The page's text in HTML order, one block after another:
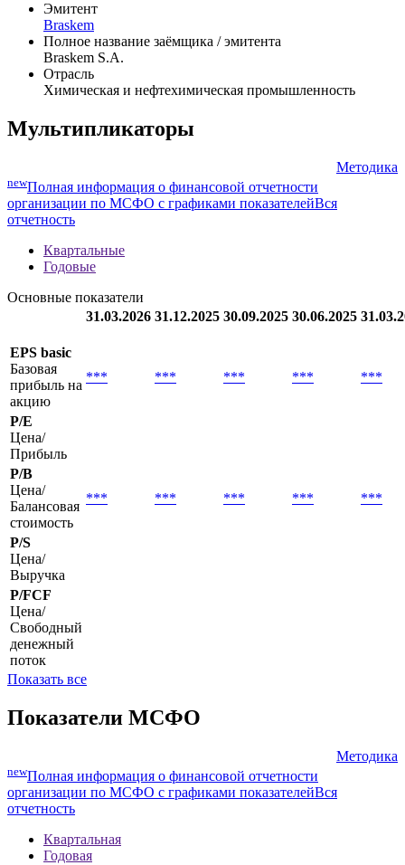
Эмитент
Braskem
Полное название заёмщика / эмитента
Braskem S.A.
Отрасль
Химическая и нефтехимическая промышленность
Мультипликаторы
Методика
newПолная информация о финансовой отчетности
организации по МСФО с графиками показателейВся
отчетность
Квартальные
Годовые
Основные показатели
31.03.2026 31.12.2025 30.09.2025 30.06.2025
EPS basic
Базовая
прибыль на
акцию
*** *** *** *** ***
P/E
Цена/
Прибыль
P/B
Цена/
Балансовая
стоимость
*** *** *** *** ***
P/S
Цена/
Выручка
P/FCF
Цена/
Свободный
денежный
поток
Показать все
Показатели МСФО
Методика
newПолная информация о финансовой отчетности
организации по МСФО с графиками показателейВся
отчетность
Квартальная
Годовая